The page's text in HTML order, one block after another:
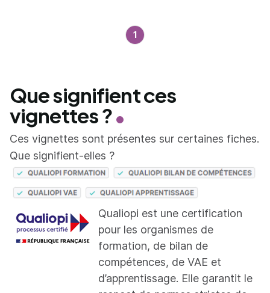
1
Que signifient ces
vignettes ?
Ces vignettes sont présentes sur certaines fiches.
Que signifient-elles ?
Qualiopi est une certification
pour les organismes de
formation, de bilan de
compétences, de VAE et
d’apprentissage. Elle garantit le